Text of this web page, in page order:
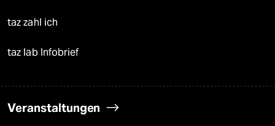
taz zahl ich
taz lab Infobrief
Veranstaltungen